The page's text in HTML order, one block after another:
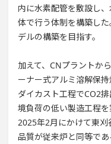
内に水素配管を敷設し
体で行う体制を構築し
デルの構築を目指す。
加えて、CNプラントか
ーナー式アルミ溶解保
ダイカスト工程でCO2
境負荷の低い製造工程
2025年2月にかけて東
品質が従来炉と同等で